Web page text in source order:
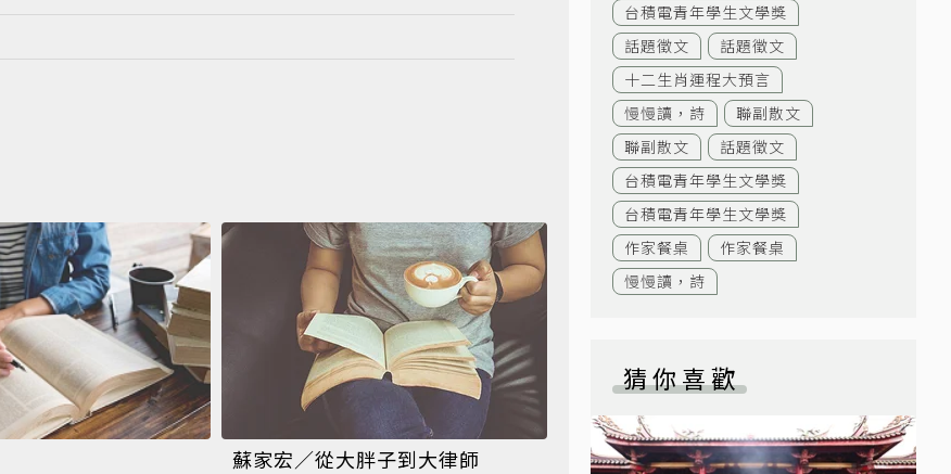
蘇家宏／從大胖子到大律師
台積電青年學生文學獎
話題徵文
話題徵文
十二生肖運程大預言
慢慢讀，詩
聯副散文
聯副散文
話題徵文
台積電青年學生文學獎
台積電青年學生文學獎
作家餐桌
作家餐桌
慢慢讀，詩
猜你喜歡